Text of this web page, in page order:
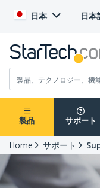
日本 日本
製品 サポート
Home サポート